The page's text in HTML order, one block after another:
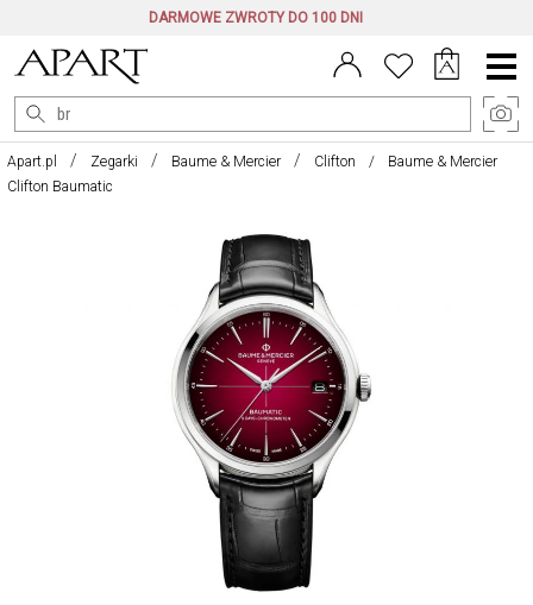
DARMOWE ZWROTY DO 100 DNI
Menu
główne
Apart.pl Zegarki Baume & Mercier Clifton
Baume & Mercier
Clifton Baumatic